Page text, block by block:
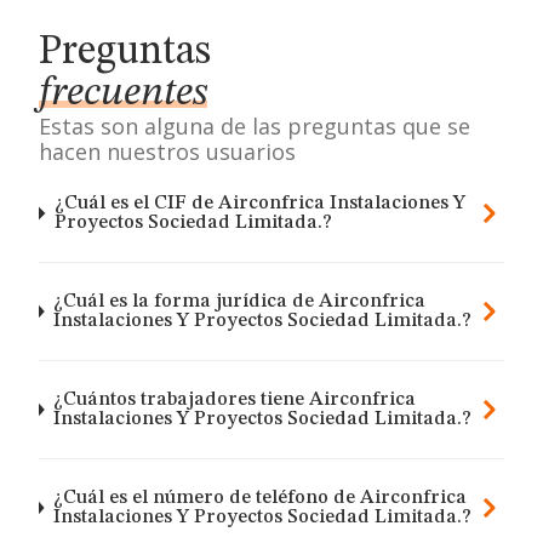
Preguntas
frecuentes
Estas son alguna de las preguntas que se
hacen nuestros usuarios
¿Cuál es el CIF de Airconfrica Instalaciones Y
Proyectos Sociedad Limitada.?
¿Cuál es la forma jurídica de Airconfrica
Instalaciones Y Proyectos Sociedad Limitada.?
¿Cuántos trabajadores tiene Airconfrica
Instalaciones Y Proyectos Sociedad Limitada.?
¿Cuál es el número de teléfono de Airconfrica
Instalaciones Y Proyectos Sociedad Limitada.?